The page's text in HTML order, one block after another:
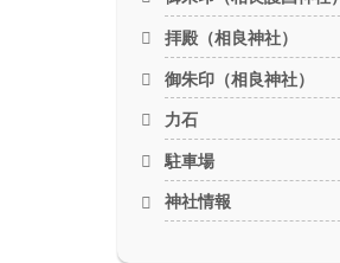
拝殿（相良神社）
御朱印（相良神社）
力石
駐車場
神社情報